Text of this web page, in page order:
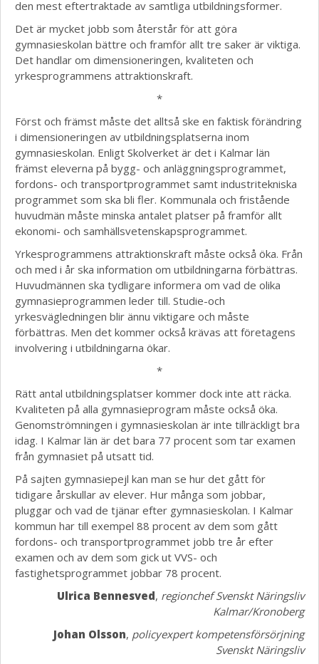
den mest eftertraktade av samtliga utbildningsformer.
Det är mycket jobb som återstår för att göra
gymnasieskolan bättre och framför allt tre saker är viktiga.
Det handlar om dimensioneringen, kvaliteten och
yrkesprogrammens attraktionskraft.
*
Först och främst måste det alltså ske en faktisk förändring
i dimensioneringen av utbildningsplatserna inom
gymnasieskolan. Enligt Skolverket är det i Kalmar län
främst eleverna på bygg- och anläggningsprogrammet,
fordons- och transportprogrammet samt industritekniska
programmet som ska bli fler. Kommunala och fristående
huvudmän måste minska antalet platser på framför allt
ekonomi- och samhällsvetenskapsprogrammet.
Yrkesprogrammens attraktionskraft måste också öka. Från
och med i år ska information om utbildningarna förbättras.
Huvudmännen ska tydligare informera om vad de olika
gymnasieprogrammen leder till. Studie-och
yrkesvägledningen blir ännu viktigare och måste
förbättras. Men det kommer också krävas att företagens
involvering i utbildningarna ökar.
*
Rätt antal utbildningsplatser kommer dock inte att räcka.
Kvaliteten på alla gymnasieprogram måste också öka.
Genomströmningen i gymnasieskolan är inte tillräckligt bra
idag. I Kalmar län är det bara 77 procent som tar examen
från gymnasiet på utsatt tid.
På sajten gymnasiepejl kan man se hur det gått för
tidigare årskullar av elever. Hur många som jobbar,
pluggar och vad de tjänar efter gymnasieskolan. I Kalmar
kommun har till exempel 88 procent av dem som gått
fordons- och transportprogrammet jobb tre år efter
examen och av dem som gick ut VVS- och
fastighetsprogrammet jobbar 78 procent.
Ulrica Bennesved, regionchef Svenskt Näringsliv
Kalmar/Kronoberg
Johan Olsson, policyexpert kompetensförsörjning
Svenskt Näringsliv